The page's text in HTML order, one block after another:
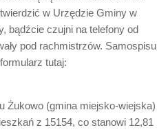
w Urzędzie Gminy w
bądźcie czujni na telefony od
pod rachmistrzów. Samospisu
tutaj:
Żukowo (gmina miejsko-wiejska)
z 15154, co stanowi 12,81